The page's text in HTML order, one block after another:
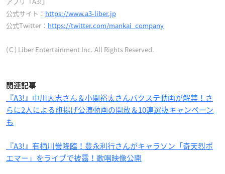
公式サイト： https://www.a3-liber.jp
公式Twitter： https://twitter.com/mankai_company
(Ｃ) Liber Entertainment Inc. All Rights Reserved.
関連記事
『A3!』中川大志さん＆小関裕太さんバクステ動画が解禁！さ
らに2人による旗揚げ公演動画の開放＆10連選抜キャンペーン
も
『A3!』有栖川誉降臨！豊永利行さんがキャラソン「奇天烈ポ
エマー」をライブで披露！歌唱映像公開